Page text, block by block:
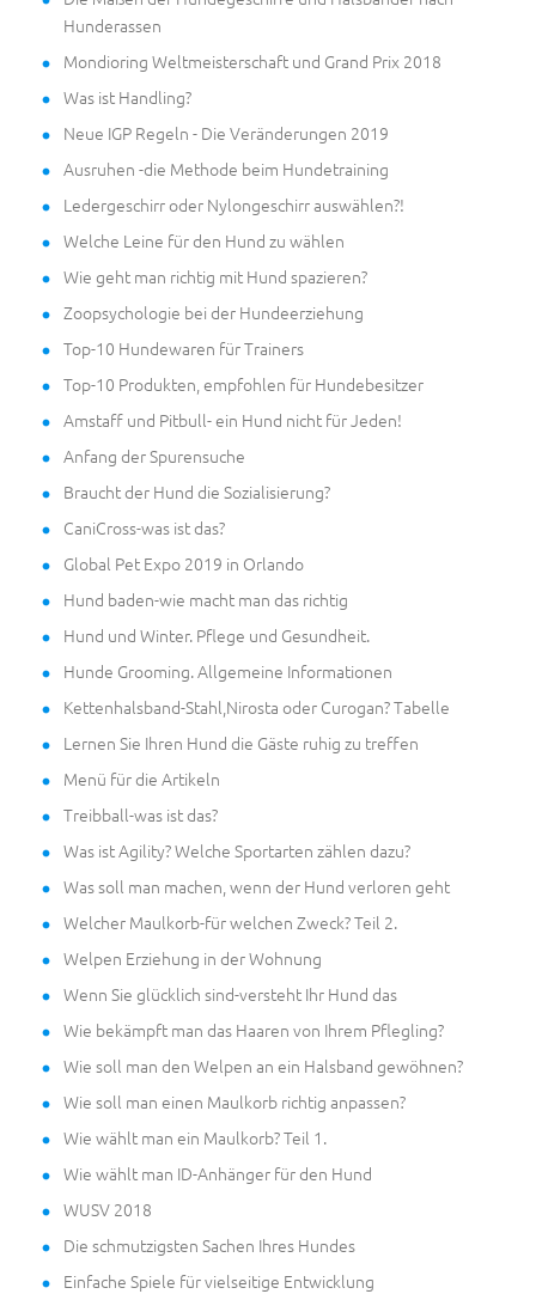
Hunderassen
Mondioring Weltmeisterschaft und Grand Prix 2018
Was ist Handling?
Neue IGP Regeln - Die Veränderungen 2019
Ausruhen -die Methode beim Hundetraining
Ledergeschirr oder Nylongeschirr auswählen?!
Welche Leine für den Hund zu wählen
Wie geht man richtig mit Hund spazieren?
Zoopsychologie bei der Hundeerziehung
Top-10 Hundewaren für Trainers
Top-10 Produkten, empfohlen für Hundebesitzer
Amstaff und Pitbull- ein Hund nicht für Jeden!
Anfang der Spurensuche
Braucht der Hund die Sozialisierung?
CaniCross-was ist das?
Global Pet Expo 2019 in Orlando
Hund baden-wie macht man das richtig
Hund und Winter. Pflege und Gesundheit.
Hunde Grooming. Allgemeine Informationen
Kettenhalsband-Stahl,Nirosta oder Curogan? Tabelle
Lernen Sie Ihren Hund die Gäste ruhig zu treffen
Menü für die Artikeln
Treibball-was ist das?
Was ist Agility? Welche Sportarten zählen dazu?
Was soll man machen, wenn der Hund verloren geht
Welcher Maulkorb-für welchen Zweck? Teil 2.
Welpen Erziehung in der Wohnung
Wenn Sie glücklich sind-versteht Ihr Hund das
Wie bekämpft man das Haaren von Ihrem Pflegling?
Wie soll man den Welpen an ein Halsband gewöhnen?
Wie soll man einen Maulkorb richtig anpassen?
Wie wählt man ein Maulkorb? Teil 1.
Wie wählt man ID-Anhänger für den Hund
WUSV 2018
Die schmutzigsten Sachen Ihres Hundes
Einfache Spiele für vielseitige Entwicklung